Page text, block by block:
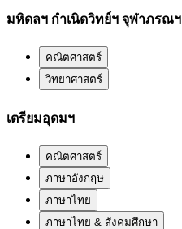
มหิดลฯ กำเนิดวิทย์ฯ จุฬาภรณฯ
คณิตศาสตร์
วิทยาศาสตร์
เตรียมอุดมฯ
คณิตศาสตร์
ภาษาอังกฤษ
ภาษาไทย
ภาษาไทย & สังคมศึกษา